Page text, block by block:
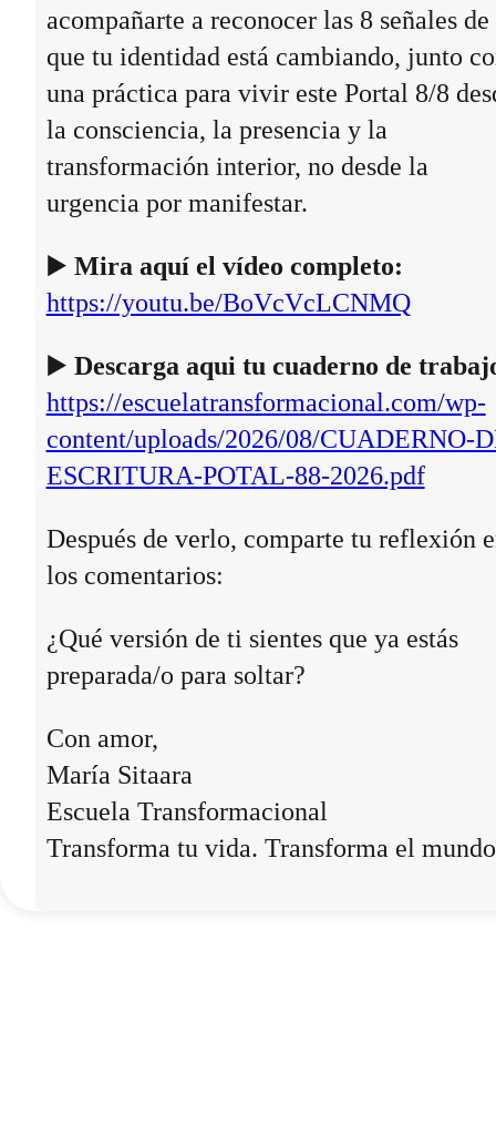
acompañarte a reconocer las 8 señales de
que tu identidad está cambiando, junto
una práctica para vivir este Portal 8/8
la consciencia, la presencia y la
transformación interior, no desde la
urgencia por manifestar.
▶️ Mira aquí el vídeo completo:
https://youtu.be/BoVcVcLCNMQ
▶️ Descarga aqui tu cuaderno de
https://escuelatransformacional.com/wp-
content/uploads/2026/08/CUADERNO-
ESCRITURA-POTAL-88-2026.pdf
Después de verlo, comparte tu reflexión
los comentarios:
¿Qué versión de ti sientes que ya estás
preparada/o para soltar?
Con amor,
María Sitaara
Escuela Transformacional
Transforma tu vida. Transforma el